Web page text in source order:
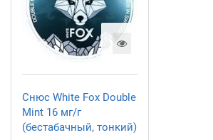
Снюс White​ Fox Double
Mint 16 мг/г
(бестабачный, тонкий)